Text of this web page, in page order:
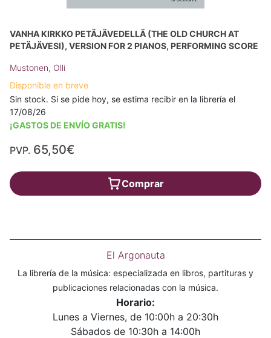
VANHA KIRKKO PETÄJÄVEDELLÄ (THE OLD CHURCH AT
PETÄJÄVESI), VERSION FOR 2 PIANOS, PERFORMING SCORE
Mustonen, Olli
Disponible en breve
Sin stock. Si se pide hoy, se estima recibir en la librería el
17/08/26
¡GASTOS DE ENVÍO GRATIS!
PVP. 65,50€
Comprar
El Argonauta
La librería de la música: especializada en libros, partituras y
publicaciones relacionadas con la música.
Horario:
Lunes a Viernes, de 10:00h a 20:30h
Sábados de 10:30h a 14:00h